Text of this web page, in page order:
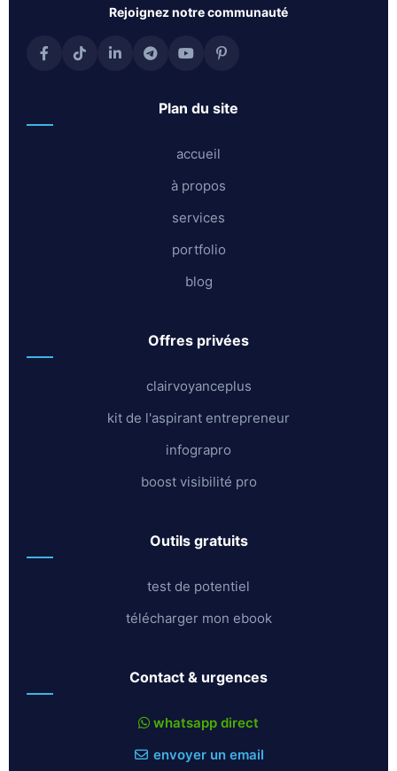
rejoignez notre communauté
plan du site
accueil
à propos
services
portfolio
blog
offres privées
clairvoyanceplus
kit de l'aspirant entrepreneur
infograpro
boost visibilité pro
outils gratuits
test de potentiel
télécharger mon ebook
contact & urgences
whatsapp direct
envoyer un email